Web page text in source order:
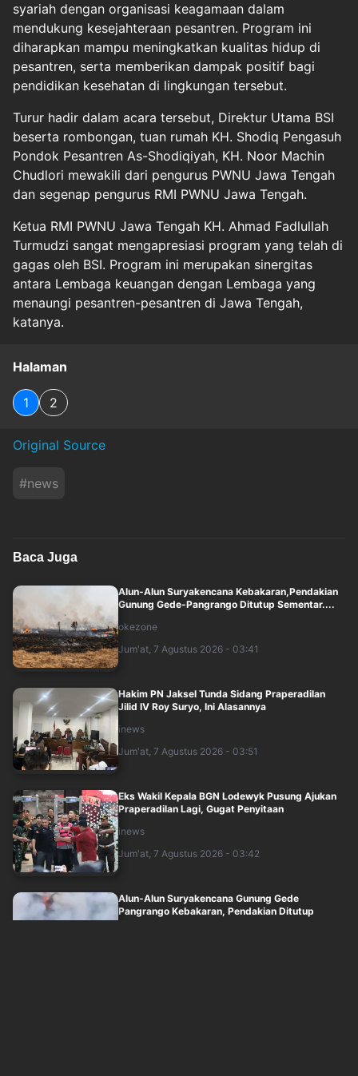
syariah dengan organisasi keagamaan dalam
mendukung kesejahteraan pesantren. Program ini
diharapkan mampu meningkatkan kualitas hidup di
pesantren, serta memberikan dampak positif bagi
pendidikan kesehatan di lingkungan tersebut.
Turur hadir dalam acara tersebut, Direktur Utama BSI
beserta rombongan, tuan rumah KH. Shodiq Pengasuh
Pondok Pesantren As-Shodiqiyah, KH. Noor Machin
Chudlori mewakili dari pengurus PWNU Jawa Tengah
dan segenap pengurus RMI PWNU Jawa Tengah.
Ketua RMI PWNU Jawa Tengah KH. Ahmad Fadlullah
Turmudzi sangat mengapresiasi program yang telah di
gagas oleh BSI. Program ini merupakan sinergitas
antara Lembaga keuangan dengan Lembaga yang
menaungi pesantren-pesantren di Jawa Tengah,
katanya.
Halaman
1 2
Original Source
#news
Baca Juga
Alun-Alun Suryakencana Kebakaran,Pendakian
Gunung Gede-Pangrango Ditutup Sementar....
okezone
Jum'at, 7 Agustus 2026 - 03:41
Hakim PN Jaksel Tunda Sidang Praperadilan
Jilid IV Roy Suryo, Ini Alasannya
inews
Jum'at, 7 Agustus 2026 - 03:51
Eks Wakil Kepala BGN Lodewyk Pusung Ajukan
Praperadilan Lagi, Gugat Penyitaan
inews
Jum'at, 7 Agustus 2026 - 03:42
Alun-Alun Suryakencana Gunung Gede
Pangrango Kebakaran, Pendakian Ditutup